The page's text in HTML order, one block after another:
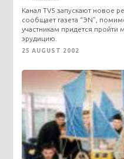
Канал TV5 запускают новое
сообщает газета “ЭN”,
участникам придется пройти
эрудицию.
25 AUGUST 2002